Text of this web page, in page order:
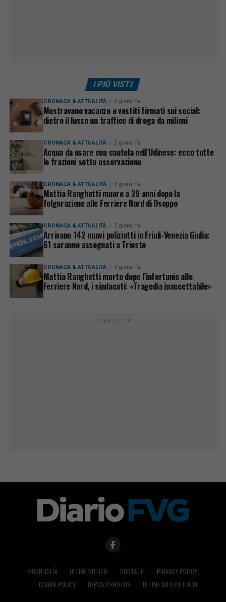
I PIÙ VISTI
CRONACA & ATTUALITÀ 6 giorni fa
Mostravano vacanze e vestiti firmati sui social:
dietro il lusso un traffico di droga da milioni
CRONACA & ATTUALITÀ 2 giorni fa
Acqua da usare con cautela nell’Udinese: ecco tutte
le frazioni sotto osservazione
CRONACA & ATTUALITÀ 3 giorni fa
Mattia Ranghetti muore a 29 anni dopo la
folgorazione alle Ferriere Nord di Osoppo
CRONACA & ATTUALITÀ 2 giorni fa
Arrivano 142 nuovi poliziotti in Friuli-Venezia Giulia:
61 saranno assegnati a Trieste
CRONACA & ATTUALITÀ 3 giorni fa
Mattia Ranghetti morto dopo l’infortunio alle
Ferriere Nord, i sindacati: «Tragedia inaccettabile»
PUBBLICITÀ
PUBBLICITÀ ULTIME NOTIZIE CONTATTI
PRIVACY POLICY
COOKIE POLICY
DEPOSITPHOTOS ULTIME NOTIZIE ITALIA